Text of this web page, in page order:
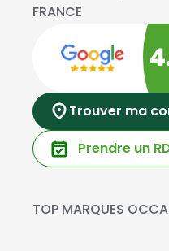
FRANCE
Trouver ma
Prendre un
TOP MARQUES